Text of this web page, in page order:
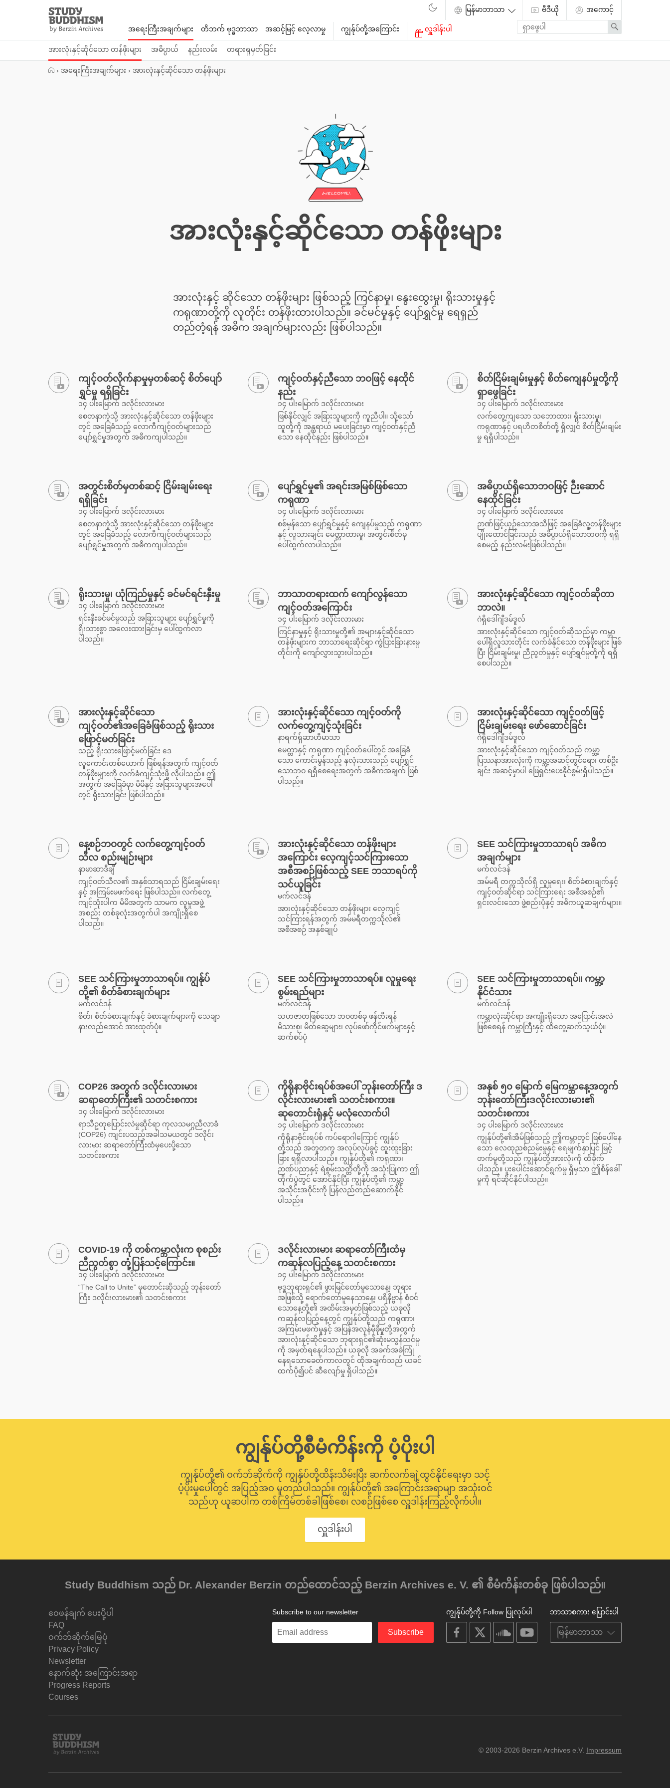
Study
Buddhism
Home
အရေးကြီးအချက်များ
အားလုံးနှင့်ဆိုင်သော တန်ဖိုးများ အဓိပ္ပာယ် နည်းလမ်း တရားရှုမှတ်ခြင်း
တိဘက် ဗုဒ္ဓဘာသာ အဆင့်မြင့် လေ့လာမှု ကျွန်ုပ်တို့အကြောင်း လှူဒါန်းပါ
ဗီဒီယို
အကောင့်
Enter
search
term
Search
› အရေးကြီးအချက်များ › အားလုံးနှင့်ဆိုင်သော တန်ဖိုးများ
အားလုံးနှင့်ဆိုင်သော တန်ဖိုးများ
အားလုံးနှင့် ဆိုင်သော တန်ဖိုးများ ဖြစ်သည့် ကြင်နာမှု၊ နွေးထွေးမှု၊ ရိုးသားမှုနှင့်
ကရုဏာတို့ကို လူတိုင်း တန်ဖိုးထားပါသည်။ ခင်မင်မှုနှင့် ပျော်ရွှင်မှု ရေရှည်
တည်တံ့ရန် အဓိက အချက်များလည်း ဖြစ်ပါသည်။
ကျင့်ဝတ်လိုက်နာမှုမှတစ်ဆင့် စိတ်ပျော်
ရွှင်မှု ရရှိခြင်း
၁၄ ပါးမြောက် ဒလိုင်းလားမား
စေတနာကဲ့သို့ အားလုံးနှင့်ဆိုင်သော တန်ဖိုးများ
တွင် အခြေခံသည့် လောကီကျင့်ဝတ်များသည်
ပျော်ရွှင်မှုအတွက် အဓိကကျပါသည်။
ကျင့်ဝတ်နှင့်ညီသော ဘဝဖြင့် နေထိုင်
နည်း
၁၄ ပါးမြောက် ဒလိုင်းလားမား
ဖြစ်နိုင်လျှင် အခြားသူများကို ကူညီပါ။ သို့သော်
သူတို့ကို အန္တရာယ် မပေးခြင်းမှာ ကျင့်ဝတ်နှင့်ညီ
သော နေထိုင်နည်း ဖြစ်ပါသည်။
စိတ်ငြိမ်းချမ်းမှုနှင့် စိတ်ကျေနပ်မှုတို့ကို
ရှာဖွေခြင်း
၁၄ ပါးမြောက် ဒလိုင်းလားမား
လက်တွေ့ကျသော သဘောထား၊ ရိုးသားမှု၊
ကရုဏာနှင့် ပရဟိတစိတ်တို့ ရှိလျှင် စိတ်ငြိမ်းချမ်း
မှု ရရှိပါသည်။
အတွင်းစိတ်မှတစ်ဆင့် ငြိမ်းချမ်းရေး
ရရှိခြင်း
၁၄ ပါးမြောက် ဒလိုင်းလားမား
စေတနာကဲ့သို့ အားလုံးနှင့်ဆိုင်သော တန်ဖိုးများ
တွင် အခြေခံသည့် လောကီကျင့်ဝတ်များသည်
ပျော်ရွှင်မှုအတွက် အဓိကကျပါသည်။
ပျော်ရွှင်မှု၏ အရင်းအမြစ်ဖြစ်သော
ကရုဏာ
၁၄ ပါးမြောက် ဒလိုင်းလားမား
စစ်မှန်သော ပျော်ရွှင်မှုနှင့် ကျေနပ်မှုသည် ကရုဏာ
နှင့် လူသားချင်း မေတ္တာထားမှု၊ အတွင်းစိတ်မှ
ပေါ်ထွက်လာပါသည်။
အဓိပ္ပာယ်ရှိသောဘဝဖြင့် ဉီးဆောင်
နေထိုင်ခြင်း
၁၄ ပါးမြောက် ဒလိုင်းလားမား
ဉာဏ်ဖြင့်ယှဉ်သောအသိဖြင့် အခြေခံလူ့တန်ဖိုးများ
ပျိုးထောင်ခြင်းသည် အဓိပ္ပာယ်ရှိသောဘဝကို ရရှိ
စေမည့် နည်းလမ်းဖြစ်ပါသည်။
ရိုးသားမှု၊ ယုံကြည်မှုနှင့် ခင်မင်ရင်းနှီးမှု
၁၄ ပါးမြောက် ဒလိုင်းလားမား
ရင်းနှီးခင်မင်မှုသည် အခြားသူများ ပျော်ရွှင်မှုကို
ရိုးသားစွာ အလေးထားခြင်းမှ ပေါ်ထွက်လာ
ပါသည်။
ဘာသာတရားထက် ကျော်လွန်သော
ကျင့်ဝတ်အကြောင်း
၁၄ ပါးမြောက် ဒလိုင်းလားမား
ကြင်နာမှုနှင့် ရိုးသားမှုတို့၏ အများနှင့်ဆိုင်သော
တန်ဖိုးများက ဘာသာရေးဆိုင်ရာ ကွဲပြားခြားနားမှု
တိုင်းကို ကျော်လွှားသွားပါသည်။
အားလုံးနှင့်ဆိုင်သော ကျင့်ဝတ်ဆိုတာ
ဘာလဲ။
ဂဲရှိဒေါ်ဂျီဒမ်ဒူလ်
အားလုံးနှင့်ဆိုင်သော ကျင့်ဝတ်ဆိုသည်မှာ ကမ္ဘာ
ပေါ်ရှိလူသားတိုင်း လက်ခံနိုင်သော တန်ဖိုးများ ဖြစ်
ပြီး ငြိမ်းချမ်းမှု၊ ညီညွတ်မှုနှင့် ပျော်ရွှင်မှုတို့ကို ရရှိ
စေပါသည်။
အားလုံးနှင့်ဆိုင်သော
ကျင့်ဝတ်၏အခြေခံဖြစ်သည့် ရိုးသား
ဖြောင့်မတ်ခြင်း
သည့် ရိုးသားဖြောင့်မတ်ခြင်း ဒေ
လူကောင်းတစ်ယောက် ဖြစ်ရန်အတွက် ကျင့်ဝတ်
တန်ဖိုးများကို လက်ခံကျင့်သုံးဖို့ လိုပါသည်။ ဤ
အတွက် အခြေခံမှာ မိမိနှင့် အခြားသူများအပေါ်
တွင် ရိုးသားခြင်း ဖြစ်ပါသည်။
အားလုံးနှင့်ဆိုင်သော ကျင့်ဝတ်ကို
လက်တွေ့ကျင့်သုံးခြင်း
နာရက်ရှ်ဆာဟီမာသာ
မေတ္တာနှင့် ကရုဏာ ကျင့်ဝတ်ပေါ်တွင် အခြေခံ
သော ကောင်းမွန်သည့် နှလုံးသားသည် ပျော်ရွှင်
သောဘဝ ရရှိစေရေးအတွက် အဓိကအချက် ဖြစ်
ပါသည်။
အားလုံးနှင့်ဆိုင်သော ကျင့်ဝတ်ဖြင့်
ငြိမ်းချမ်းရေး ဖော်ဆောင်ခြင်း
ဂဲရှိဒေါ်ဂျီဒမ်ဒူလ်
အားလုံးနှင့်ဆိုင်သော ကျင့်ဝတ်သည် ကမ္ဘာ့
ပြဿနာအားလုံးကို ကမ္ဘာ့အဆင့်တွင်ရော၊ တစ်ဦး
ချင်း အဆင့်မှာပါ ဖြေရှင်းပေးနိုင်စွမ်းရှိပါသည်။
နေ့စဉ်ဘဝတွင် လက်တွေ့ကျင့်ဝတ်
သီလ စည်းမျဉ်းများ
နာမာဆာဒီချီ
ကျင့်ဝတ်သီလ၏ အနှစ်သာရသည် ငြိမ်းချမ်းရေး
နှင့် အကြမ်းမဖက်ရေး ဖြစ်ပါသည်။ လက်တွေ့
ကျင့်သုံးပါက မိမိအတွက် သာမက လူမှုအဖွဲ့
အစည်း တစ်ခုလုံးအတွက်ပါ အကျိုးရှိစေ
ပါသည်။
အားလုံးနှင့်ဆိုင်သော တန်ဖိုးများ
အကြောင်း လေ့ကျင့်သင်ကြားသော
အစီအစဉ်ဖြစ်သည့် SEE ဘသာရပ်ကို
သင်ယူခြင်း
မက်လင်ဒန်
အားလုံးနှင့်ဆိုင်သော တန်ဖိုးများ လေ့ကျင့်
သင်ကြားရန်အတွက် အမ်မရီတက္ကသိုလ်၏
အစီအစဉ် အနှစ်ချုပ်
SEE သင်ကြားမှုဘာသာရပ် အဓိက
အချက်များ
မက်လင်ဒန်
အမ်မရီ တက္ကသိုလ်ရှိ လူမှုရေး၊ စိတ်ခံစားချက်နှင့်
ကျင့်ဝတ်ဆိုင်ရာ သင်ကြားရေး အစီအစဉ်၏
ရှင်းလင်းသော ဖွဲ့စည်းပုံနှင့် အဓိကယူဆချက်များ။
SEE သင်ကြားမှုဘာသာရပ်။ ကျွန်ုပ်
တို့၏ စိတ်ခံစားချက်များ
မက်လင်ဒန်
စိတ်၊ စိတ်ခံစားချက်နှင့် ခံစားချက်များကို သေချာ
နားလည်အောင် အားထုတ်ပုံ။
SEE သင်ကြားမှုဘာသာရပ်။ လူမှုရေး
စွမ်းရည်များ
မက်လင်ဒန်
သဟဇာတဖြစ်သော ဘဝတစ်ခု ဖန်တီးရန်
မိသားစု၊ မိတ်ဆွေများ၊ လုပ်ဖော်ကိုင်ဖက်များနှင့်
ဆက်စပ်ပုံ
SEE သင်ကြားမှုဘာသာရပ်။ ကမ္ဘာ့
နိုင်ငံသား
မက်လင်ဒန်
ကမ္ဘာလုံးဆိုင်ရာ အကျိုးရှိသော အပြောင်းအလဲ
ဖြစ်စေရန် ကမ္ဘာကြီးနှင့် ထိတွေ့ဆက်သွယ်ပုံ။
COP26 အတွက် ဒလိုင်းလားမား
ဆရာတော်ကြီး၏ သတင်းစကား
၁၄ ပါးမြောက် ဒလိုင်းလားမား
ရာသီဥတုပြောင်းလဲမှုဆိုင်ရာ ကုလသမဂ္ဂညီလာခံ
(COP26) ကျင်းပသည့်အခါသမယတွင် ဒလိုင်း
လားမား ဆရာတော်ကြီးထံမှပေးပို့သော
သတင်းစကား
ကိုရိုနာဗိုင်းရပ်စ်အပေါ် ဘုန်းတော်ကြီး ဒ
လိုင်းလားမား၏ သတင်းစကား။
ဆုတောင်းရုံနှင့် မလုံလောက်ပါ
၁၄ ပါးမြောက် ဒလိုင်းလားမား
ကိုရိုနာဗိုင်းရပ်စ် ကပ်ရောဂါကြောင့် ကျွန်ုပ်
တို့သည် အတူတကွ အလုပ်လုပ်ခွင့် ထူးထူးခြား
ခြား ရရှိလာပါသည်။ ကျွန်ုပ်တို့၏ ကရုဏာ၊
ဉာဏ်ပညာနှင့် ရဲစွမ်းသတ္တိတို့ကို အသုံးပြုကာ ဤ
တိုက်ပွဲတွင် အောင်နိုင်ပြီး ကျွန်ုပ်တို့၏ ကမ္ဘာ့
အသိုင်းအဝိုင်းကို ပြန်လည်တည်ဆောက်နိုင်
ပါသည်။
အနှစ် ၅၀ မြောက် မြေကမ္ဘာနေ့အတွက်
ဘုန်းတော်ကြီးဒလိုင်းလားမား၏
သတင်းစကား
၁၄ ပါးမြောက် ဒလိုင်းလားမား
ကျွန်ုပ်တို့၏အိမ်ဖြစ်သည့် ဤကမ္ဘာတွင် ဖြစ်ပေါ်နေ
သော လေထုညစ်ညမ်းမှုနှင့် ရေမျက်နှာပြင် မြင့်
တက်မှုတို့သည် ကျွန်ုပ်တို့အားလုံးကို ထိခိုက်
ပါသည်။ ပူးပေါင်းဆောင်ရွက်မှု ရှိမှသာ ဤစိန်ခေါ်
မှုကို ရင်ဆိုင်နိုင်ပါသည်။
COVID-19 ကို တစ်ကမ္ဘာလုံးက စုစည်း
ညီညွတ်စွာ တုံ့ပြန်သင့်ကြောင်း။
၁၄ ပါးမြောက် ဒလိုင်းလားမား
“The Call to Unite” မှတောင်းဆိုသည့် ဘုန်းတော်
ကြီး ဒလိုင်းလားမား၏ သတင်းစကား
ဒလိုင်းလားမား ဆရာတော်ကြီးထံမှ
ကဆုန်လပြည့်နေ့ သတင်းစကား
၁၄ ပါးမြောက် ဒလိုင်းလားမား
ဗုဒ္ဓဘုရားရှင်၏ ဖွားမြင်တော်မူသောနေ့၊ ဘုရား
အဖြစ်သို့ ရောက်တော်မူနေသာနေ့၊ ပရိနိဗ္ဗာန် စံဝင်
သောနေ့တို့၏ အထိမ်းအမှတ်ဖြစ်သည့် ယခုလို
ကဆုန်လပြည့်နေ့တွင် ကျွန်ုပ်တို့သည် ကရုဏာ၊
အကြမ်းမဖက်မှုနှင့် အပြန်အလှန်မှီခိုမှုတို့အတွက်
အားလုံးနှင့်ဆိုင်သော ဘုရားရှင်၏ဆုံးမသွန်သင်မှု
ကို အမှတ်ရနေပါသည်။ ယခုလို အခက်အခဲကြုံ
နေရသောခေတ်ကာလတွင် ထိုအချက်သည် ယခင်
ထက်ပို၍ပင် ဆီလျော်မှု ရှိပါသည်။
ကျွန်ုပ်တို့စီမံကိန်းကို ပံ့ပိုးပါ
ကျွန်ုပ်တို့၏ ဝက်ဘ်ဆိုက်ကို ကျွန်ုပ်တို့ထိန်းသိမ်းပြီး ဆက်လက်ချဲ့ထွင်နိုင်ရေးမှာ သင့်
ပံ့ပိုးမှုပေါ်တွင် အပြည့်အဝ မူတည်ပါသည်။ ကျွန်ုပ်တို့၏ အကြောင်းအရာမျာ အသုံးဝင်
သည်ဟု ယူဆပါက တစ်ကြိမ်တစ်ခါဖြစ်စေ၊ လစဉ်ဖြစ်စေ လှူဒါန်းကြည့်လိုက်ပါ။
လှူဒါန်းပါ
Study Buddhism သည် Dr. Alexander Berzin တည်ထောင်သည့် Berzin Archives e. V. ၏ စီမံကိန်းတစ်ခု ဖြစ်ပါသည်။
ဝေဖန်ချက် ပေးပို့ပါ
FAQ
ဝက်ဘ်ဆိုက်မြေပုံ
Privacy Policy
Newsletter
နောက်ဆုံး အကြောင်းအရာ
Progress Reports
Courses
ဘာသာစကား ပြောင်းပါ
ကျွန်ုပ်တို့ကို Follow ပြုလုပ်ပါ
on
facebook
on
on
soundcloudyoutube
Subscribe to our newsletter
Enter
Subscribe
Study
Buddhism
© 2003-2026 Berzin Archives e.V. Impressum